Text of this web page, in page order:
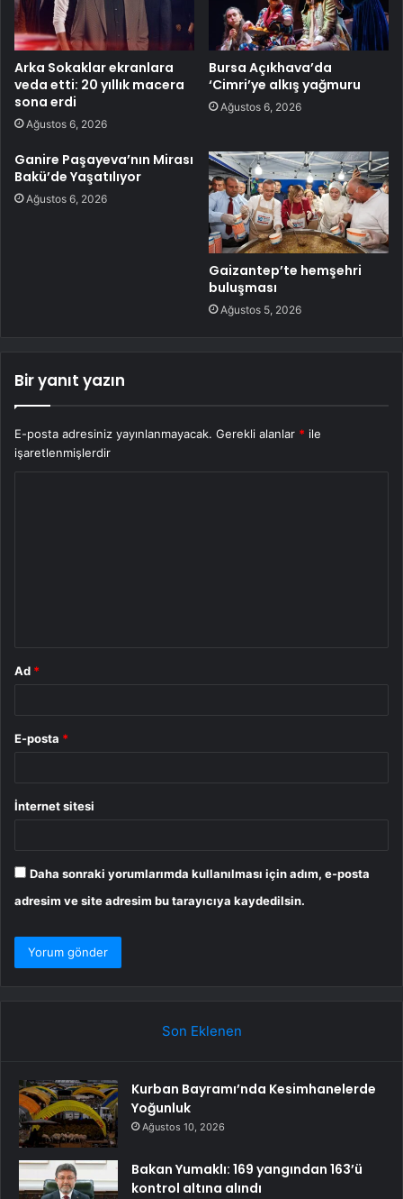
Arka Sokaklar ekranlara
veda etti: 20 yıllık macera
sona erdi
Ağustos 6, 2026
Bursa Açıkhava’da
‘Cimri’ye alkış yağmuru
Ağustos 6, 2026
Ganire Paşayeva’nın Mirası
Bakü’de Yaşatılıyor
Ağustos 6, 2026
Gaizantep’te hemşehri
buluşması
Ağustos 5, 2026
Bir yanıt yazın
E-posta adresiniz yayınlanmayacak. Gerekli alanlar * ile
işaretlenmişlerdir
Ad *
E-posta *
İnternet sitesi
Daha sonraki yorumlarımda kullanılması için adım, e-posta
adresim ve site adresim bu tarayıcıya kaydedilsin.
Son Eklenen
Kurban Bayramı’nda Kesimhanelerde
Yoğunluk
Ağustos 10, 2026
Bakan Yumaklı: 169 yangından 163’ü
kontrol altına alındı